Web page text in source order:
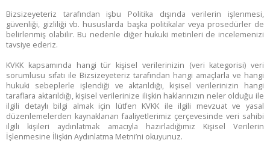
Bizsizeyeteriz tarafından işbu Politika dışında verilerin işlenmesi,
güvenliği, gizliliği vb. hususlarda başka politikalar veya prosedürler de
belirlenmiş olabilir. Bu nedenle diğer hukuki metinleri de incelemenizi
tavsiye ederiz.
KVKK kapsamında hangi tür kişisel verilerinizin (veri kategorisi) veri
sorumlusu sıfatı ile Bizsizeyeteriz tarafından hangi amaçlarla ve hangi
hukuki sebeplerle işlendiği ve aktarıldığı, kişisel verilerinizin hangi
taraflara aktarıldığı, kişisel verilerinize ilişkin haklarınızın neler olduğu ile
ilgili detaylı bilgi almak için lütfen KVKK ile ilgili mevzuat ve yasal
düzenlemelerden kaynaklanan faaliyetlerimiz çerçevesinde veri sahibi
ilgili kişileri aydınlatmak amacıyla hazırladığımız Kişisel Verilerin
İşlenmesine İlişkin Aydınlatma Metni’ni okuyunuz.